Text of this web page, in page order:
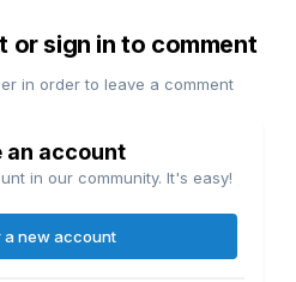
or sign in to comment
in order to leave a comment
an account
in our community. It's easy!
a new account